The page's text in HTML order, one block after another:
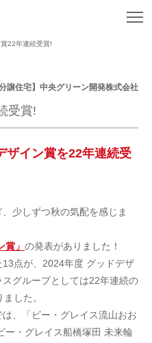
22年連続受賞!
譲住宅】中央グリーン開発株式会社
受賞!
ザイン賞を22年連続受
少しずつ秋の気配を感じま
賞」 の発表がありました！
点が、2024年度 グッドデザ
グループとしては22年連続の
した。
、「ビー・グレイス流山おお
ー・グレイス船橋塚田 未来輪